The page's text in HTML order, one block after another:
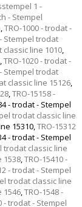
1 -
- Stempel
,TRO-1000 - trodat -
Stempel trodat
classic line 1010,
,TRO-1020 - trodat -
Stempel trodat
classic line 15126,
,TRO-15158 -
- trodat - Stempel
trodat classic line
15310,TRO-15312
- trodat - Stempel
trodat classic line
1538,TRO-15410 -
- trodat - Stempel
trodat classic line
1546,TRO-1548 -
- trodat - Stempel